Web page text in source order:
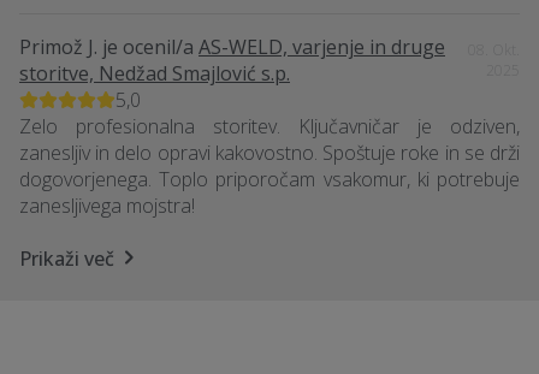
Primož J. je ocenil/a AS-WELD, varjenje in druge
storitve, Nedžad Smajlović s.p.
5,0
Zelo profesionalna storitev. Ključavničar je odziven,
zanesljiv in delo opravi kakovostno. Spoštuje roke in se drži
dogovorjenega. Toplo priporočam vsakomur, ki potrebuje
zanesljivega mojstra!
Prikaži več